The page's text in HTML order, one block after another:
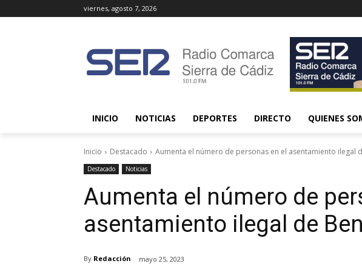
viernes, agosto 7, 2026
INICIO NOTICIAS DEPORTES DIRECTO QUIENES
Inicio Destacado Aumenta el número de personas en el asentamiento ilegal
Destacado Noticias
Aumenta el número de
asentamiento ilegal de
By Redacción mayo 25, 2023